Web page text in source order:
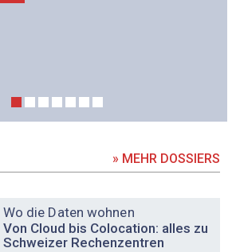
» MEHR DOSSIERS
Wo die Daten wohnen
Von Cloud bis Colocation: alles zu
Schweizer Rechenzentren